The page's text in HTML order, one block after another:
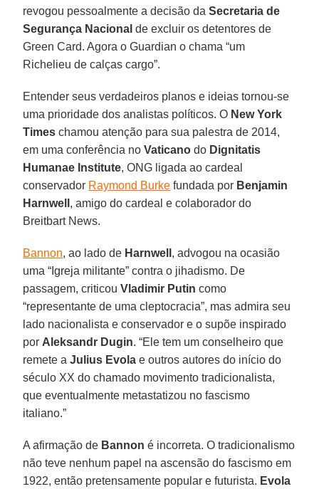
revogou pessoalmente a decisão daSecretaria de
Segurança Nacional de excluir os detentores de
Green Card. Agora o Guardian o chama “um
Richelieu de calças cargo”.
Entender seus verdadeiros planos e ideias tornou-se
uma prioridade dos analistas políticos. O New York
Times chamou atenção para sua palestra de 2014,
em uma conferência noVaticano do Dignitatis
Humanae Institute, ONG ligada ao cardeal
conservador Raymond Burke fundada por Benjamin
Harnwell , amigo do cardeal e colaborador do
Breitbart News.
Bannon, ao lado de Harnwell , advogou na ocasião
uma “Igreja militante” contra o jihadismo. De
passagem, criticouVladimir Putin como
“representante de uma cleptocracia”, mas admira seu
lado nacionalista e conservador e o supõe inspirado
por Aleksandr Dugin. “Ele tem um conselheiro que
remete aJulius Evola e outros autores do início do
século XX do chamado movimento tradicionalista,
que eventualmente metastatizou no fascismo
italiano.”
A afirmação de Bannon é incorreta. O tradicionalismo
não teve nenhum papel na ascensão do fascismo em
1922, então pretensamente popular e futurista. Evola